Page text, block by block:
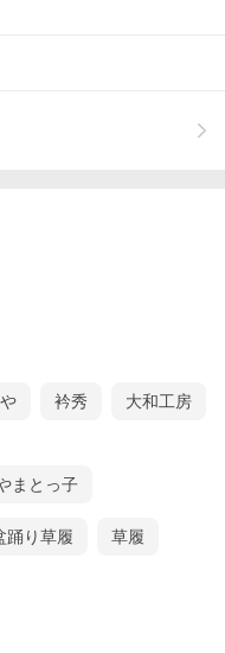
コルテをイメージした
。
も疲れにくく無理のない
は布地のため痛くなりに
せ。
＾
衿秀 大和工房
まとっ子
踊り草履 草履